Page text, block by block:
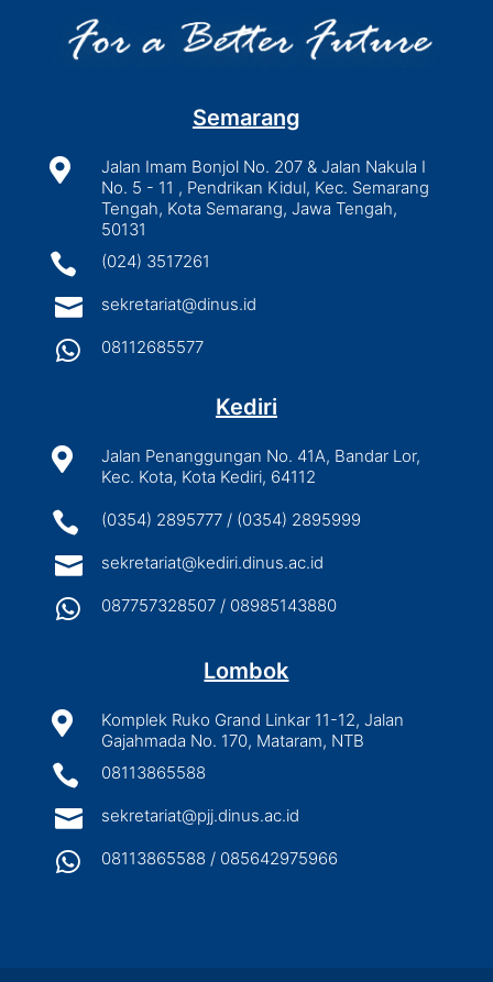
Semarang

Jalan Imam Bonjol No. 207 & Jalan Nakula I
No. 5 - 11 , Pendrikan Kidul, Kec. Semarang
Tengah, Kota Semarang, Jawa Tengah,
50131
 (024) 3517261
 sekretariat@dinus.id
 08112685577
Kediri

Jalan Penanggungan No. 41A, Bandar Lor,
Kec. Kota, Kota Kediri, 64112
 (0354) 2895777 / (0354) 2895999
 sekretariat@kediri.dinus.ac.id
 087757328507 / 08985143880
Lombok

Komplek Ruko Grand Linkar 11-12, Jalan
Gajahmada No. 170, Mataram, NTB
 08113865588
 sekretariat@pjj.dinus.ac.id
 08113865588 / 085642975966